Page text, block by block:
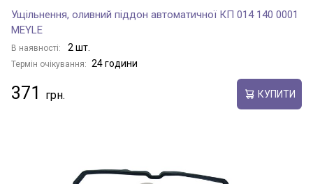
Ущільнення, оливний піддон автоматичної КП 014 140 0001
MEYLE
В наявності: 2 шт.
Термін очікування: 24 години
371 КУПИТИ